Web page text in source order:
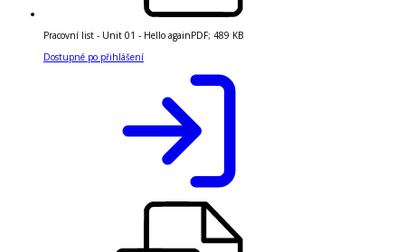
Pracovní list - Unit 01 - Hello againPDF; 489 KB
Dostupné po přihlášení